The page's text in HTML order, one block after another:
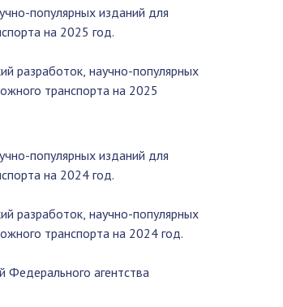
популярных изданий для
на 2025 год.
разработок, научно-популярных
транспорта на 2025
популярных изданий для
на 2024 год.
разработок, научно-популярных
транспорта на 2024 год.
Федерального агентства